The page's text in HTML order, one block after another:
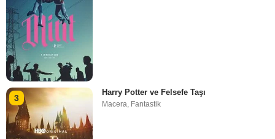
3
Harry Potter ve Felsefe Taşı
Macera, Fantastik